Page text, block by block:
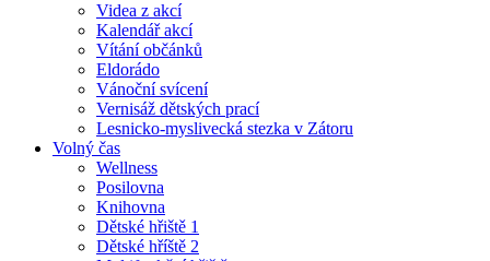
Videa z akcí
Kalendář akcí
Vítání občánků
Eldorádo
Vánoční svícení
Vernisáž dětských prací
Lesnicko-myslivecká stezka v Zátoru
Volný čas
Wellness
Posilovna
Knihovna
Dětské hřiště 1
Dětské hříště 2